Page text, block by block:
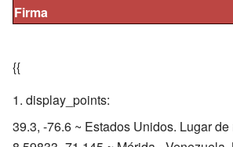
Firma
{{
display_points:
39.3, -76.6 ~ Estados Unidos. Lugar